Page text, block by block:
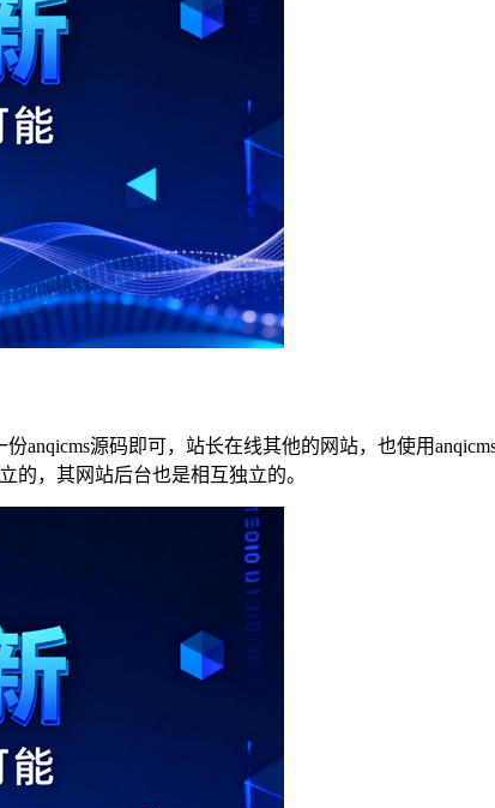
anqicms源码即可，站长在线其他的网站，也使用
的，其网站后台也是相互独立的。